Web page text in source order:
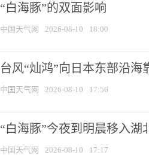
​“白海豚”的双面影响
中国天气网 2026-08-10 18:00
台风“灿鸿”向日本东部沿海
中国天气网 2026-08-10 17:56
“白海豚”今夜到明晨移入湖
中国天气网 2026-08-10 17:17